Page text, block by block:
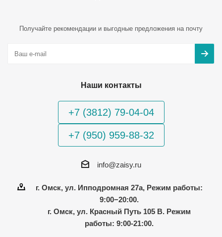
Получайте рекомендации и выгодные предложения на почту
Наши контакты
+7 (3812) 79-04-04
+7 (950) 959-88-32
info@zaisy.ru
г. Омск, ул. Ипподромная 27а, Режим работы:
9:00−20:00.
г. Омск, ул. Красный Путь 105 В. Режим
работы: 9:00-21:00.